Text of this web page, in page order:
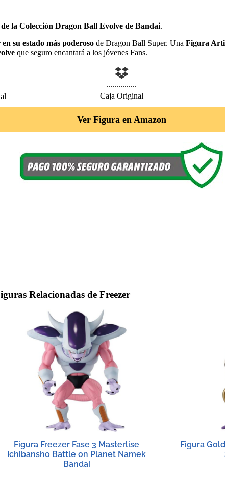
la Colección Dragon Ball Evolve de Bandai.
su estado más poderoso de Dragon Ball Super. UnaFigura
que seguro encantará a los jóvenes Fans.
Caja Original
Ver Figura en Amazon
Relacionadas de Freezer
Figura Freezer Fase 3 Masterlise
Ichibansho Battle on Planet Namek
Bandai
Figura